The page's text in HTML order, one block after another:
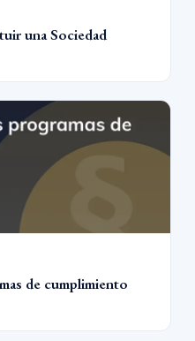
una Sociedad
de cumplimiento